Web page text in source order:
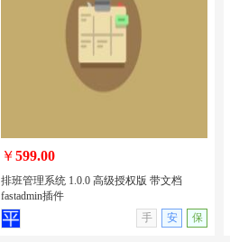
智尚二手车微信小程序 1.3.3 高级授权
版 带教程 fastadmin插件
无演示
￥599.00
排班管理系统 1.0.0 高级授权版 带文档
fastadmin插件
手
安 保